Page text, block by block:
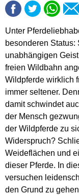
Unter
besonderen
unabhängigen
freien Wildbahn
Wildpferde wirklich
immer seltener.
damit schwindet
der Mensch
der Wildpferde zu
Widerspruch?
Weideflächen und
dieser Pferde. In
versuchen
den Grund zu